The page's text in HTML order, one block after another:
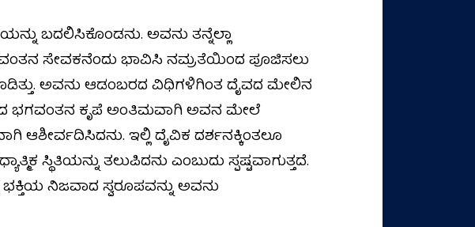
ಬದಲಿಸಿಕೊಂಡನು. ಅವನು ತನ್ನೆಲ್ಲಾ
ಸೇವಕನೆಂದು ಭಾವಿಸಿ ನಮ್ರತೆಯಿಂದ ಪೂಜಿಸಲು
ಅವನು ಆಡಂಬರದ ವಿಧಿಗಳಿಗಿಂತ ದೈವದ ಮೇಲಿನ
ಭಗವಂತನ ಕೃಪೆ ಅಂತಿಮವಾಗಿ ಅವನ ಮೇಲೆ
ಆಶೀರ್ವದಿಸಿದನು. ಇಲ್ಲಿ ದೈವಿಕ ದರ್ಶನಕ್ಕಿಂತಲೂ
ಸ್ಥಿತಿಯನ್ನು ತಲುಪಿದನು ಎಂಬುದು ಸ್ಪಷ್ಟವಾಗುತ್ತದೆ.
ನಿಜವಾದ ಸ್ವರೂಪವನ್ನು ಅವನು